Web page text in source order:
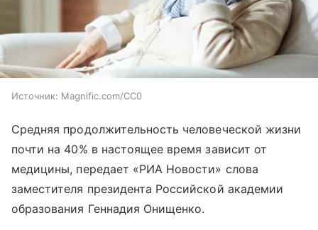
Источник: Magnific.com/CC0
Средняя продолжительность человеческой жизни
почти на 40% в настоящее время зависит от
медицины, передает «РИА Новости» слова
заместителя президента Российской академии
образования Геннадия Онищенко.